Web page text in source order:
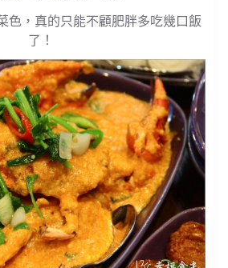
色，真的只能不顧肥胖多吃幾口飯
了！